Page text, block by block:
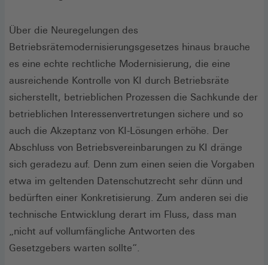
Über die Neuregelungen des
Betriebsrätemodernisierungsgesetzes hinaus brauche
es eine echte rechtliche Modernisierung, die eine
ausreichende Kontrolle von KI durch Betriebsräte
sicherstellt, betrieblichen Prozessen die Sachkunde der
betrieblichen Interessenvertretungen sichere und so
auch die Akzeptanz von KI-Lösungen erhöhe. Der
Abschluss von Betriebsvereinbarungen zu KI dränge
sich geradezu auf. Denn zum einen seien die Vorgaben
etwa im geltenden Datenschutzrecht sehr dünn und
bedürften einer Konkretisierung. Zum anderen sei die
technische Entwicklung derart im Fluss, dass man
„nicht auf vollumfängliche Antworten des
Gesetzgebers warten sollte“.